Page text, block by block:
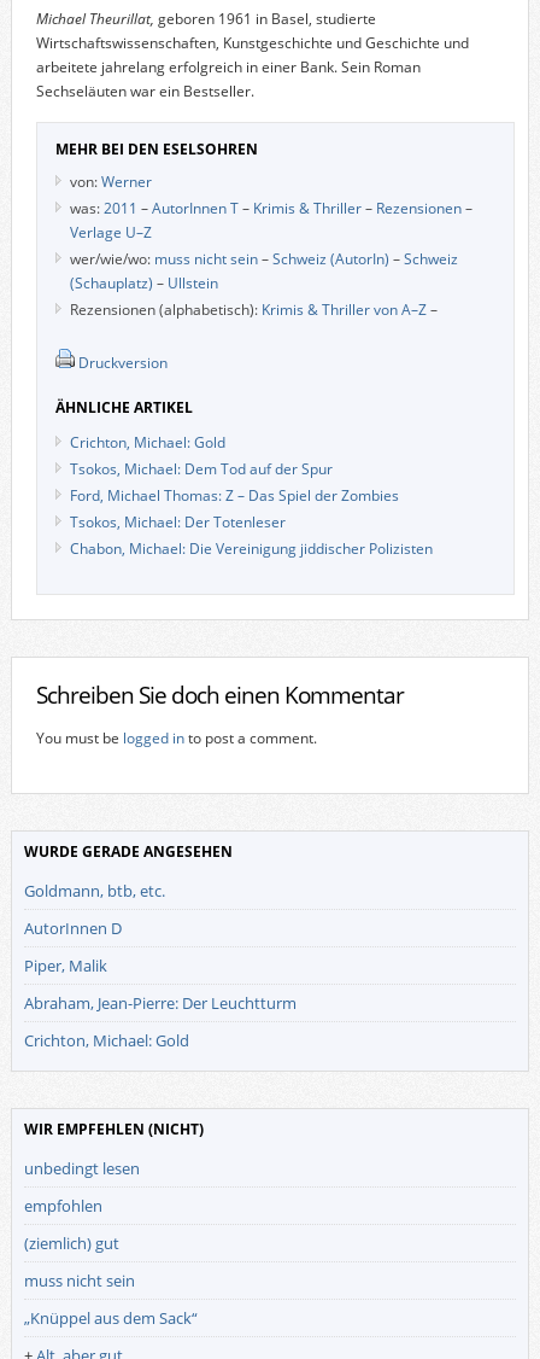
Michael Theurillat, geboren 1961 in Basel, studierte
Wirtschaftswissenschaften, Kunstgeschichte und Geschichte und
arbeitete jahrelang erfolgreich in einer Bank. Sein Roman
Sechseläuten war ein Bestseller.
MEHR BEI DEN ESELSOHREN
von:Werner
was:2011 –AutorInnen T– Krimis & Thriller– Rezensionen–
Verlage U–Z
wer/wie/wo: muss nicht sein–Schweiz (AutorIn) –Schweiz
(Schauplatz) – Ullstein
Rezensionen (alphabetisch): Krimis & Thriller von A–Z–
Druckversion
ÄHNLICHE ARTIKEL
Crichton, Michael: Gold
Tsokos, Michael: Dem Tod auf der Spur
Ford, Michael Thomas: Z – Das Spiel der Zombies
Tsokos, Michael: Der Totenleser
Chabon, Michael: Die Vereinigung jiddischer Polizisten
Schreiben Sie doch einen Kommentar
You must be logged into post a comment.
WURDE GERADE ANGESEHEN
Goldmann, btb, etc.
AutorInnen D
Piper, Malik
Abraham, Jean-Pierre: Der Leuchtturm
Crichton, Michael: Gold
WIR EMPFEHLEN (NICHT)
unbedingt lesen
empfohlen
(ziemlich) gut
muss nicht sein
„Knüppel aus dem Sack“